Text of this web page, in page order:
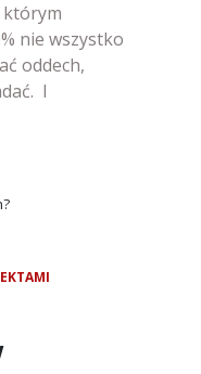
którym
nie wszystko
oddech,
I